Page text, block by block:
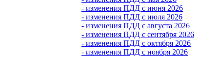
- изменения ПДД с июня 2026
- изменения ПДД с июля 2026
- изменения ПДД с августа 2026
- изменения ПДД с сентября 2026
- изменения ПДД с октября 2026
- изменения ПДД с ноября 2026